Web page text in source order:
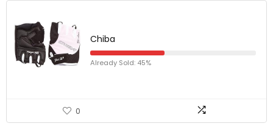
Chiba
Already Sold: 45%
0